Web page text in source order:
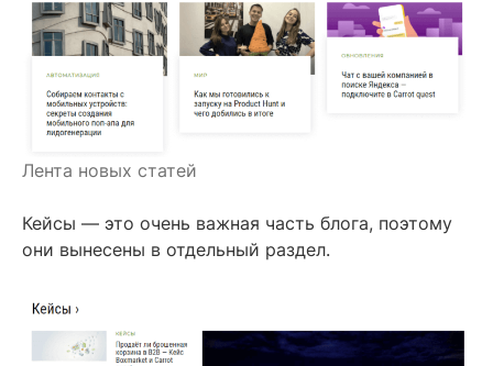
Лента новых статей
Кейсы — это очень важная часть блога, поэтому
они вынесены в отдельный раздел.